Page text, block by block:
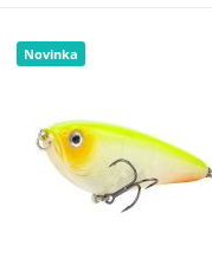
Novinka